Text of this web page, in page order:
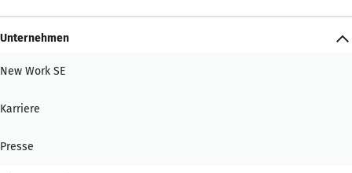
Unternehmen
New Work SE
Karriere
Presse